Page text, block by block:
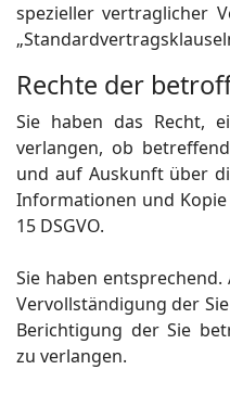
spezieller vertraglicher
Rechte der
Sie haben das Recht,
verlangen, ob
und auf Auskunft über
Informationen und
15 DSGVO.
Sie haben entsprechend.
Vervollständigung der
Berichtigung der Sie
zu verlangen.